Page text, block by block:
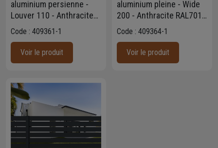
aluminium persienne -
Louver 110 - Anthracite
RAL7016 - Haut. 11,15 CM
Code : 409361-1
Voir le produit
aluminium pleine - Wide
200 - Anthracite RAL7016
- Haut. 20,00 CM - Long.
Code : 409364-1
Voir le produit